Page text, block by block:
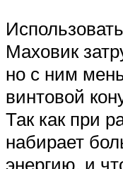
Маховик
но с ним
винтовой
Так как при
набирает
энергию, и